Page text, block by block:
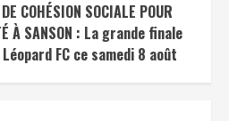
COHÉSION SOCIALE POUR
À SANSON : La grande finale
FC ce samedi 8 août